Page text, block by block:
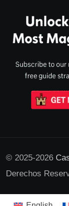
© 2025-2026
Derechos